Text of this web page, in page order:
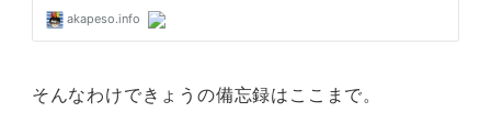
そんなわけできょうの備忘録はここまで。